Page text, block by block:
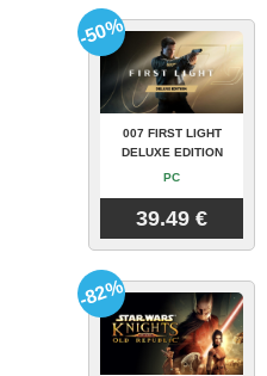
007 FIRST LIGHT
DELUXE EDITION
PC
39.49 €
-50%
-82%